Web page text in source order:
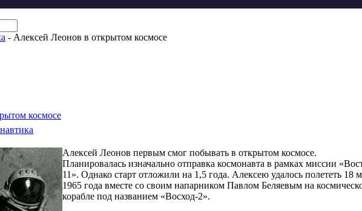
- Алексей Леонов в открытом космосе
космосе
Алексей Леонов первым смог побывать в открытом космосе.
Планировалась изначально отправка космонавта в рамках миссии
11». Однако старт отложили на 1,5 года. Алексею удалось полететь 18
1965 года вместе со своим напарником Павлом Беляевым на
корабле под названием «Восход-2».